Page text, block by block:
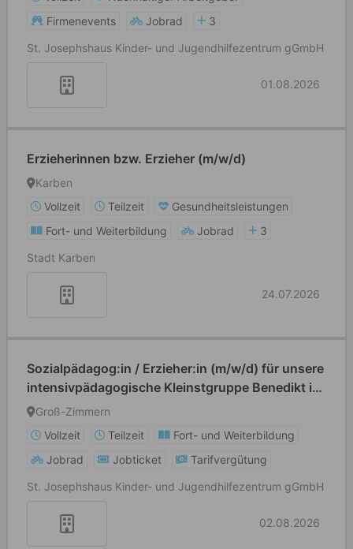
Firmenevents
Jobrad
3
St. Josephshaus Kinder- und Jugendhilfezentrum gGmbH
01.08.2026
Erzieherinnen bzw. Erzieher (m/w/d)
Karben
Vollzeit
Teilzeit
Gesundheitsleistungen
Fort- und Weiterbildung
Jobrad
3
Stadt Karben
24.07.2026
Sozialpädagog:in / Erzieher:in (m/w/d) für unsere
intensivpädagogische Kleinstgruppe Benedikt in
Michelstadt
Groß-Zimmern
Vollzeit
Teilzeit
Fort- und Weiterbildung
Jobrad
Jobticket
Tarifvergütung
St. Josephshaus Kinder- und Jugendhilfezentrum gGmbH
02.08.2026